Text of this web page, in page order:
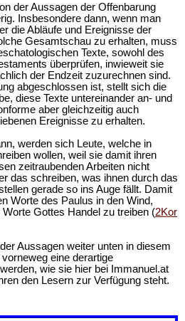
der Aussagen der Offenbarung
Insbesondere dann, wenn man
die Abläufe und Ereignisse der
Gesamtschau zu erhalten, muss
Texte, sowohl des
überprüfen, inwieweit sie
der Endzeit zuzurechnen sind.
abgeschlossen ist, stellt sich die
diese Texte untereinander an- und
aber gleichzeitig auch
Ereignisse zu erhalten.
werden sich Leute, welche in
wollen, weil sie damit ihren
zeitraubenden Arbeiten nicht
das schreiben, was ihnen durch das
gerade so ins Auge fällt. Damit
Worte des Paulus in den Wind,
Gottes Handel zu treiben (2Kor
Aussagen weiter unten in diesem
eine derartige
wie sie hier bei Immanuel.at
den Lesern zur Verfügung steht.